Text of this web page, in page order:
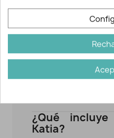
texturas o
Todos los modelos
primavera/verano
e
completo, la lista
puntos
modelos cuenta
¿Qué
Katia?